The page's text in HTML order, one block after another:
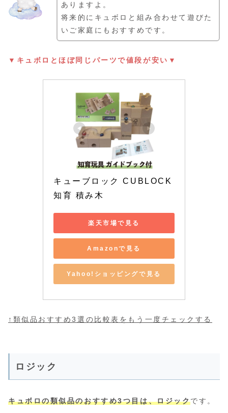
ありますよ。
将来的にキュボロと組み合わせて遊びた
いご家庭にもおすすめです。
▼キュボロとほぼ同じパーツで値段が安い▼
キューブロック CUBLOCK
知育 積み木
楽天市場で見る
Amazonで見る
Yahoo!ショッピングで見る
↑類似品おすすめ3選の比較表をもう一度チェックする
ロジック
キュボロの類似品のおすすめ3つ目は、ロジックです。